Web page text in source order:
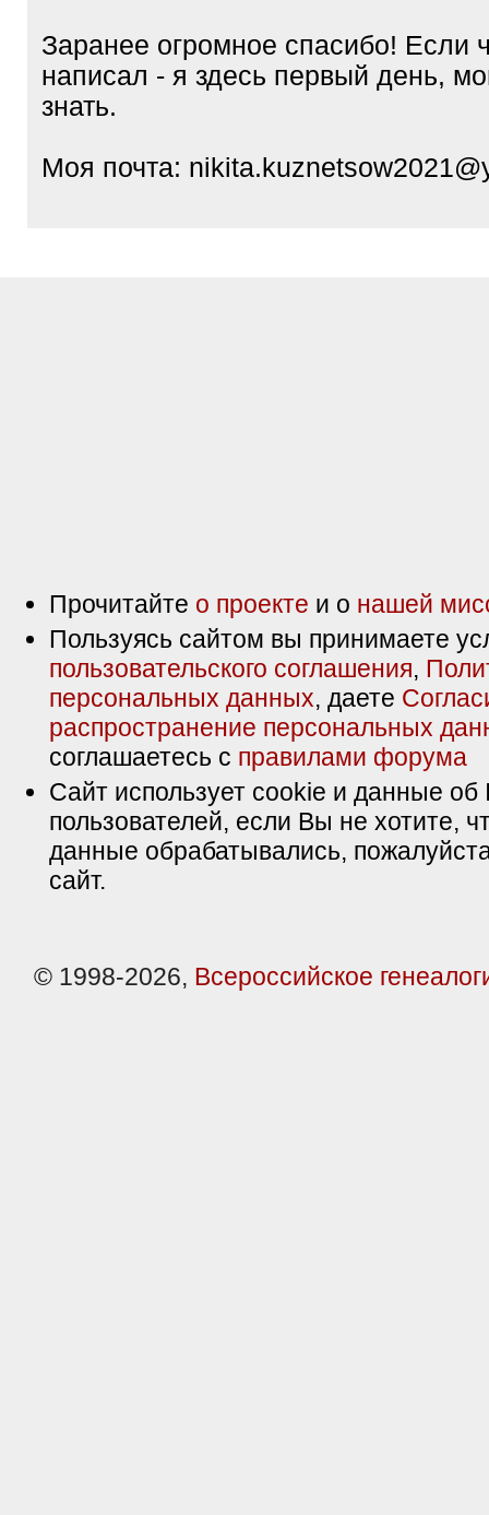
Заранее огромное спасибо! Если
написал - я здесь первый день,
знать.
Моя почта:
Прочитайте о проекте и о нашей
Пользуясь сайтом вы принимаете
пользовательского соглашения,
персональных данных, даете
распространение персональных
соглашаетесь с правилами форума
Сайт использует cookie и данные об
пользователей, если Вы не хотите,
данные обрабатывались,
сайт.
© 1998-2026, Всероссийское